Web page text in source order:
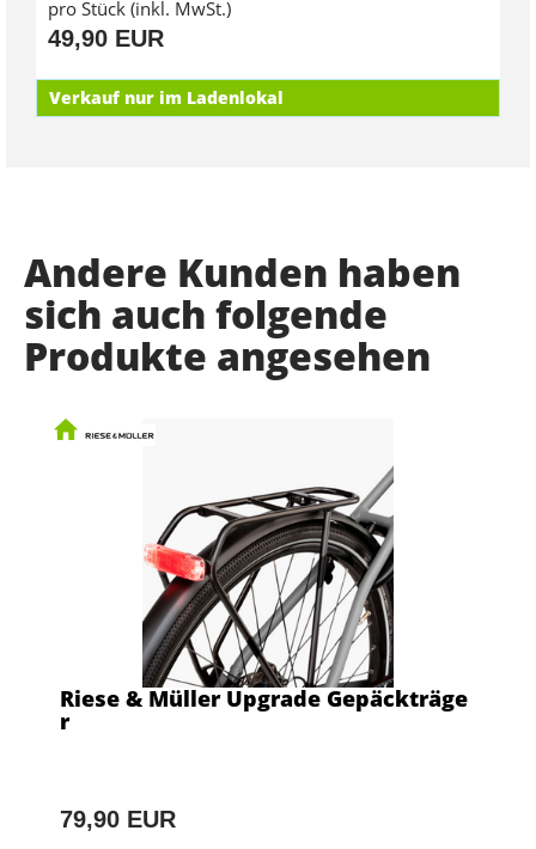
pro Stück (inkl. MwSt.)
49,90 EUR
Verkauf nur im Ladenlokal
Andere Kunden haben
sich auch folgende
Produkte angesehen
Riese & Müller Upgrade Gepäckträge
r
79,90 EUR